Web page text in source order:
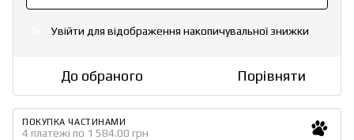
Увійти для відображення накопичувальної знижки
До обраного Порівняти
ПОКУПКА ЧАСТИНАМИ
4 платежі по 1 584.00 грн